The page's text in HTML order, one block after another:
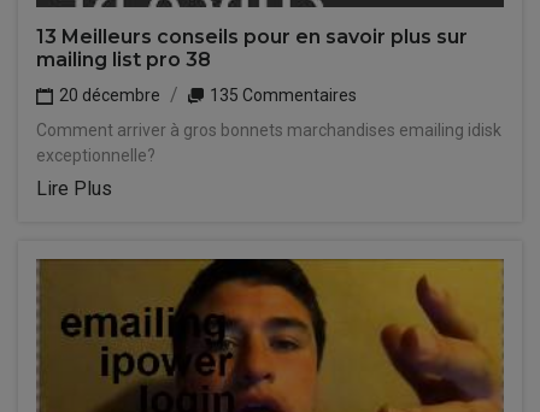
13 Meilleurs conseils pour en savoir plus sur
mailing list pro 38
20 décembre
135 Commentaires
Comment arriver à gros bonnets marchandises emailing idisk
exceptionnelle?
Lire Plus